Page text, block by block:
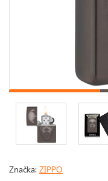
Značka: ZIPPO